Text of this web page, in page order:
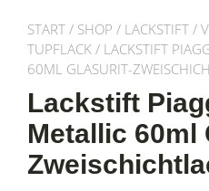
START / SHOP / LACKSTIFT /
TUPFLACK / LACKSTIFT
60ML GLASURIT-
Lackstift
Metallic 60ml